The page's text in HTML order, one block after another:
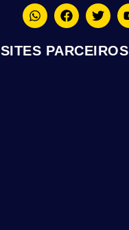
SITES PARCEIROS